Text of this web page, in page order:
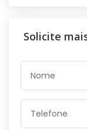
Solicite